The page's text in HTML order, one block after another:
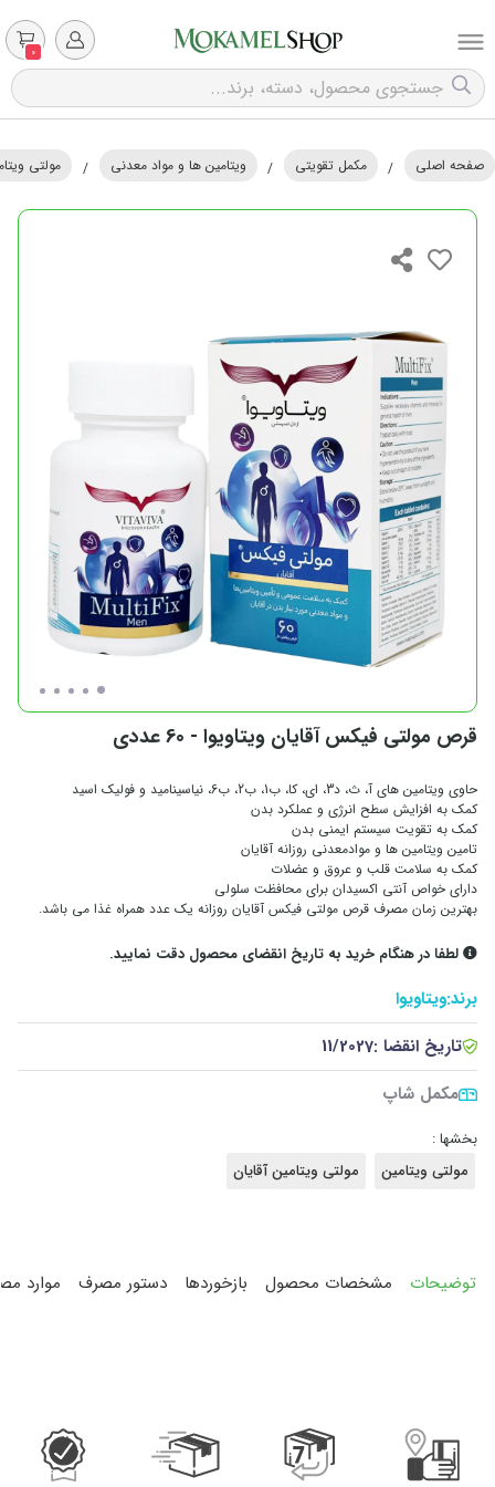
0
صفحه اصلی / مکمل تقویتی / ویتامین ها و مواد معدنی / مولتی
قرص مولتی فیکس آقایان ویتاویوا - 60 عددی
حاوی ویتامین های آ، ث، د3، ای، کا، ب1، ب2، ب6، نیاسینامید و فولیک اسید
کمک به افزایش سطح انرژی و عملکرد بدن
کمک به تقویت سیستم ایمنی بدن
تامین ویتامین ها و موادمعدنی روزانه آقایان
کمک به سلامت قلب و عروق و عضلات
دارای خواص آنتی اکسیدان برای محافظت سلولی
بهترین زمان مصرف قرص مولتی فیکس آقایان روزانه یک عدد همراه غذا می باشد.
لطفا در هنگام خرید به تاریخ انقضای محصول دقت نمایید.
برند:ویتاویوا
تاریخ انقضا :11/2027
مکمل شاپ
بخشها :
مولتی ویتامین
مولتی ویتامین آقایان
توضیحات مشخصات محصول بازخوردها دستور مصرف موارد